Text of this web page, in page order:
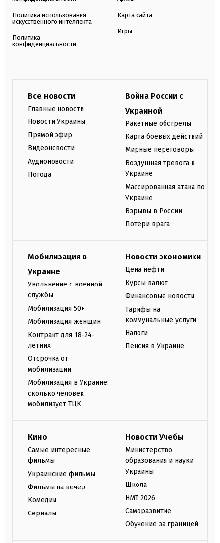
Политика использования
искусственного интеллекта
Политика
конфиденциальности
Карта сайта
Игры
Все новости
Главные новости
Новости Украины
Прямой эфир
Видеоновости
Аудионовости
Погода
Война России с
Украиной
Ракетные обстрелы
Карта боевых действий
Мирные переговоры
Воздушная тревога в
Украине
Массированная атака по
Украине
Взрывы в России
Потери врага
Мобилизация в
Украине
Увольнение с военной
службы
Мобилизация 50+
Мобилизация женщин
Контракт для 18-24-
летних
Отсрочка от
мобилизации
Мобилизация в Украине:
сколько человек
мобилизует ТЦК
Новости экономики
Цена нефти
Курсы валют
Финансовые новости
Тарифы на
коммунальные услуги
Налоги
Пенсия в Украине
Кино
Самые интересные
фильмы
Украинские фильмы
Фильмы на вечер
Комедии
Сериалы
Новости Учебы
Министерство
образования и науки
Украины
Школа
НМТ 2026
Саморазвитие
Обучение за границей